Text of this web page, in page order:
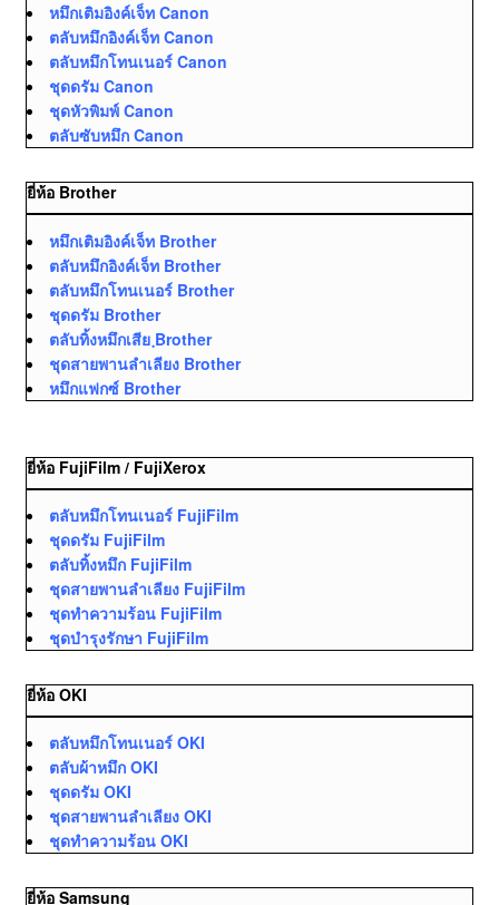
หมึกเติมอิงค์เจ็ท Canon
ตลับหมึกอิงค์เจ็ท Canon
ตลับหมึกโทนเนอร์ Canon
ชุดดรัม Canon
ชุดหัวพิมพ์ Canon
ตลับซับหมึก Canon
ยี่ห้อ Brother
หมึกเติมอิงค์เจ็ท Brother
ตลับหมึกอิงค์เจ็ท Brother
ตลับหมึกโทนเนอร์ Brother
ชุดดรัม Brother
ตลับทิ้งหมึกเสีย ฺBrother
ชุดสายพานลำเลียง Brother
หมึกแฟกซ์ Brother
ยี่ห้อ FujiFilm / FujiXerox
ตลับหมึกโทนเนอร์ FujiFilm
ชุดดรัม FujiFilm
ตลับทิ้งหมึก FujiFilm
ชุดสายพานลำเลียง FujiFilm
ชุดทำความร้อน FujiFilm
ชุดบำรุงรักษา FujiFilm
ยี่ห้อ OKI
ตลับหมึกโทนเนอร์ OKI
ตลับผ้าหมึก OKI
ชุดดรัม OKI
ชุดสายพานลำเลียง OKI
ชุดทำความร้อน OKI
ยี่ห้อ Samsung